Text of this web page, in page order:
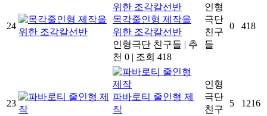
24
목각줄인형 제작을
위한 조각칼선반
인형극단 친구들 | 추
천 0 | 조회 418
인형
극단
친구
들
0 418
23
파바로티 줄인형 제
작
인형
극단
친구
5 1216